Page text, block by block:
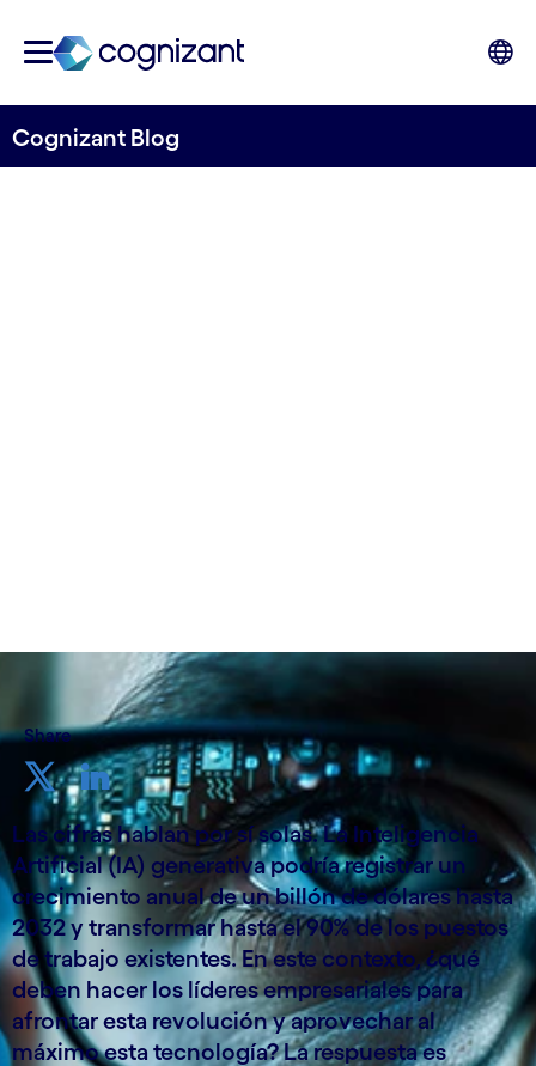
Cognizant Blog
Share
Las cifras hablan por sí solas. La Inteligencia
Artificial (IA) generativa podría registrar un
crecimiento anual de un billón de dólares hasta
2032 y transformar hasta el 90% de los puestos
de trabajo existentes. En este contexto, ¿qué
deben hacer los líderes empresariales para
afrontar esta revolución y aprovechar al
máximo esta tecnología? La respuesta es